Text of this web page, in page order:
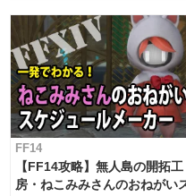
FF14
【FF14攻略】無人島の開拓工
房・ねこみみさんのおねがい